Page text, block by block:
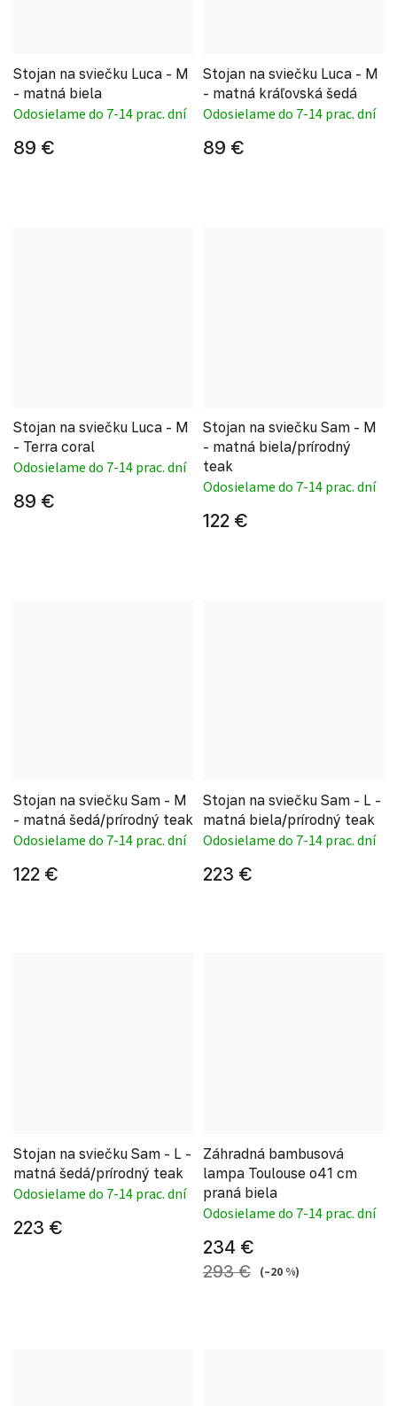
Stojan na sviečku Luca - M
- matná biela
Odosielame do 7-14 prac. dní
89 €
Stojan na sviečku Luca - M
- matná kráľovská šedá
Odosielame do 7-14 prac. dní
89 €
Stojan na sviečku Luca - M
- Terra coral
Odosielame do 7-14 prac. dní
89 €
Stojan na sviečku Sam - M
- matná biela/prírodný
teak
Odosielame do 7-14 prac. dní
122 €
Stojan na sviečku Sam - M
- matná šedá/prírodný teak
Odosielame do 7-14 prac. dní
122 €
Stojan na sviečku Sam - L -
matná biela/prírodný teak
Odosielame do 7-14 prac. dní
223 €
Stojan na sviečku Sam - L -
matná šedá/prírodný teak
Odosielame do 7-14 prac. dní
223 €
Záhradná bambusová
lampa Toulouse o41 cm
praná biela
Odosielame do 7-14 prac. dní
234 €
293 € (–20 %)